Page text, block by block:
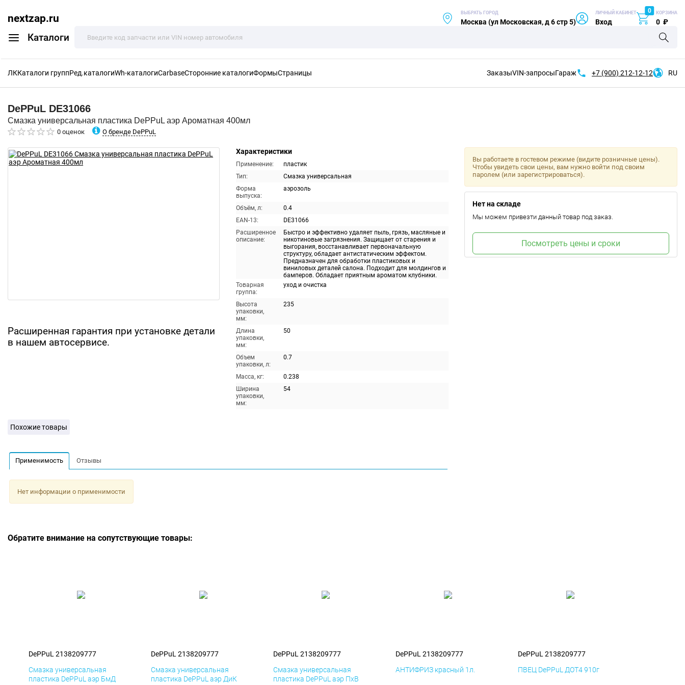
nextzap.ru
Каталоги
ВЫБРАТЬ ГОРОД
Москва (ул Московская, д 6 стр 5)
ЛИЧНЫЙ КАБИНЕТ
Вход
0 КОРЗИНА
0 ₽
ЛККаталоги группРед.каталогиWh-каталогиCarbaseСторонние каталогиФормыСтраницы ЗаказыVIN-запросыГараж +7 (900) 212-12-12 RU
DePPuL DE31066
Смазка универсальная пластика DePPuL аэр Ароматная 400мл
0 оценок О бренде DePPuL
Расширенная гарантия при установке детали
в нашем автосервисе.
Характеристики
Применение:
пластик
Тип:
Смазка универсальная
Форма
выпуска:
аэрозоль
Объём, л:
0.4
EAN-13:
DE31066
Расширенное
описание:
Быстро и эффективно удаляет пыль, грязь, масляные и
никотиновые загрязнения. Защищает от старения и
выгорания, восстанавливает первоначальную
структуру, обладает антистатическим эффектом.
Предназначен для обработки пластиковых и
виниловых деталей салона. Подходит для молдингов и
бамперов. Обладает приятным ароматом клубники.
Товарная
группа:
уход и очистка
Высота
упаковки,
мм:
235
Длина
упаковки,
мм:
50
Объем
упаковки, л:
0.7
Масса, кг:
0.238
Ширина
упаковки,
мм:
54
Вы работаете в гостевом режиме (видите розничные цены).
Чтобы увидеть свои цены, вам нужно войти под своим
паролем (или зарегистрироваться).
Нет на складе
Мы можем привезти данный товар под заказ.
Посмотреть цены и сроки
Похожие товары
Применимость Отзывы
Нет информации о применимости
Обратите внимание на сопутствующие товары:
DePPuL 2138209777
Смазка универсальная
пластика DePPuL аэр БмД
DePPuL 2138209777
Смазка универсальная
пластика DePPuL аэр ДиК
DePPuL 2138209777
Смазка универсальная
пластика DePPuL аэр ПхВ
DePPuL 2138209777
АНТИФРИЗ красный 1л.
DePPuL 2138209777
ПВЕЦ DePPuL ДОТ4 910г